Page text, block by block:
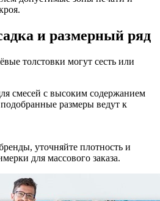
и размерный ряд
толстовки могут сесть или
смесей с высоким содержанием
размеры ведут к
уточняйте плотность и
для массового заказа.